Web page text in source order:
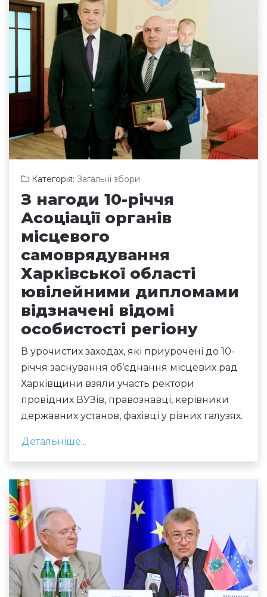
Категорія: Загальні збори
З нагоди 10-річчя
Асоціації органів
місцевого
самоврядування
Харківської області
ювілейними дипломами
відзначені відомі
особистості регіону
В урочистих заходах, які приурочені до 10-
річчя заснування об’єднання місцевих рад
Харківщини взяли участь ректори
провідних ВУЗів, правознавці, керівники
державних установ, фахівці у різних галузях.
Детальніше...